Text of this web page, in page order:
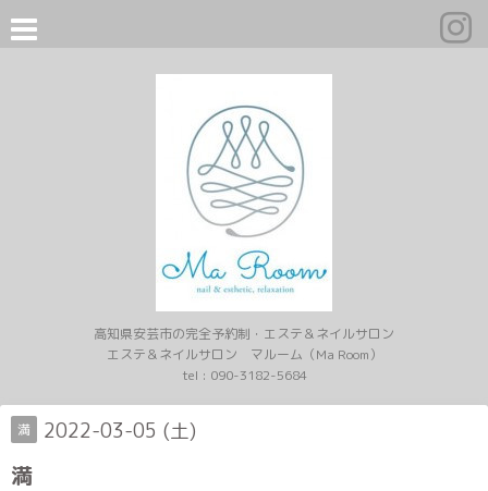
高知県安芸市の完全予約制・エステ＆ネイルサロン
エステ＆ネイルサロン マルーム（Ma Room）
tel : 090-3182-5684
満 2022-03-05 (土)
満